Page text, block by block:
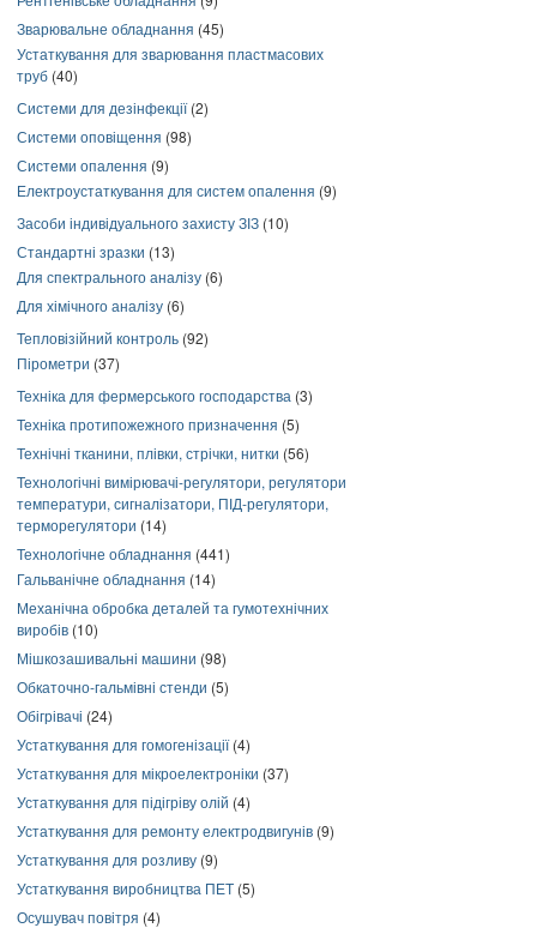
Зварювальне обладнання (45)
Устаткування для зварювання пластмасових
труб (40)
Системи для дезінфекції(2)
Системи оповіщення (98)
Системи опалення (9)
Електроустаткування для систем опалення (9)
Засоби індивідуального захисту ЗІЗ (10)
Стандартні зразки (13)
Для спектрального аналізу (6)
Для хімічного аналізу (6)
Тепловізійний контроль (92)
Пірометри (37)
Техніка для фермерського господарства (3)
Техніка протипожежного призначення (5)
Технічні тканини, плівки, стрічки, нитки (56)
Технологічні вимірювачі-регулятори, регулятори
температури, сигналізатори, ПІД-регулятори,
терморегулятори (14)
Технологічне обладнання (441)
Гальванічне обладнання (14)
Механічна обробка деталей та гумотехнічних
виробів (10)
Мішкозашивальні машини (98)
Обкаточно-гальмівні стенди (5)
Обігрівачі (24)
Устаткування для гомогенізації(4)
Устаткування для мікроелектроніки (37)
Устаткування для підігріву олій (4)
Устаткування для ремонту електродвигунів (9)
Устаткування для розливу (9)
Устаткування виробництва ПЕТ (5)
Осушувач повітря (4)